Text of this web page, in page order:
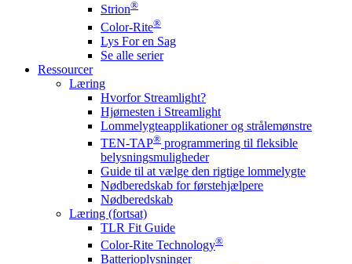
Strion®
Color-Rite®
Lys For en Sag
Se alle serier
Ressourcer
Læring
Hvorfor Streamlight?
Hjørnesten i Streamlight
Lommelygteapplikationer og strålemønstre
TEN-TAP® programmering til fleksible
belysningsmuligheder
Guide til at vælge den rigtige lommelygte
Nødberedskab for førstehjælpere
Nødberedskab
Læring (fortsat)
TLR Fit Guide
Color-Rite Technology®
Batterioplysninger